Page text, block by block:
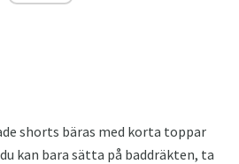
shorts bäras med korta toppar
kan bara sätta på baddräkten, ta